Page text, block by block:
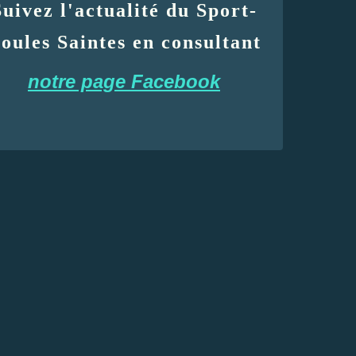
l'actualité du Sport-
Saintes en consultant
notre page Facebook